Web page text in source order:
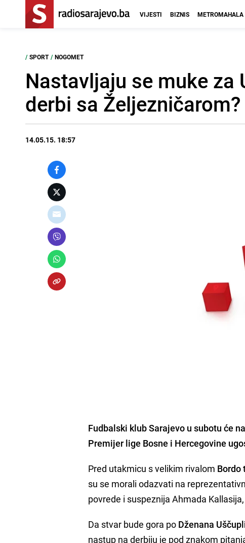
VIJESTI BIZNIS METROMAHALA
/ SPORT / NOGOMET
Nastavljaju se muke za
derbi sa Željezničarom?
14.05.15. 18:57
Fudbalski klub Sarajevo u subotu će
Premijer lige Bosne i Hercegovine
Pred utakmicu s velikim rivalom Bordo
su se morali odazvati na
povrede i suspeznija Ahmada
Da stvar bude gora po Dženana
nastup na derbiju je pod znakom